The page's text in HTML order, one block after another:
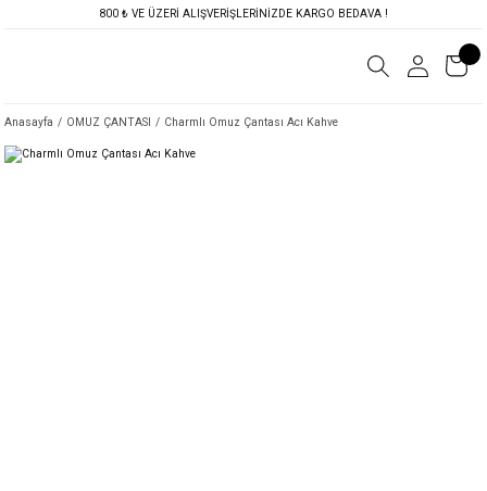
800 ₺ VE ÜZERİ ALIŞVERİŞLERİNİZDE KARGO BEDAVA !
Anasayfa OMUZ ÇANTASI Charmlı Omuz Çantası Acı Kahve